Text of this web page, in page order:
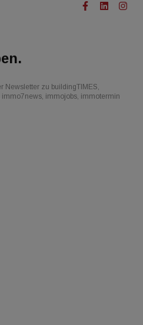
Newsletter zu buildingTIMES,
immojobs, immotermin